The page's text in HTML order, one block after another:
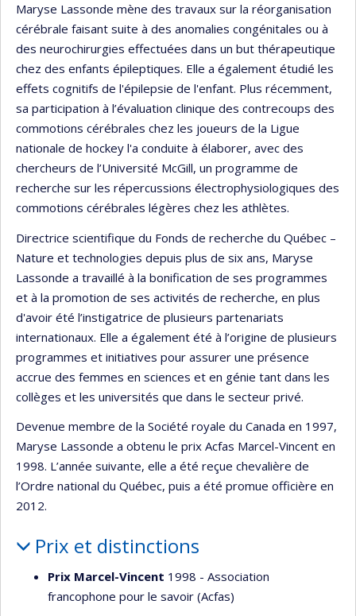
Maryse Lassonde mène des travaux sur la réorganisation
cérébrale faisant suite à des anomalies congénitales ou à
des neurochirurgies effectuées dans un but thérapeutique
chez des enfants épileptiques. Elle a également étudié les
effets cognitifs de l'épilepsie de l'enfant. Plus récemment,
sa participation à l’évaluation clinique des contrecoups des
commotions cérébrales chez les joueurs de la Ligue
nationale de hockey l'a conduite à élaborer, avec des
chercheurs de l’Université McGill, un programme de
recherche sur les répercussions électrophysiologiques des
commotions cérébrales légères chez les athlètes.
Directrice scientifique du Fonds de recherche du Québec –
Nature et technologies depuis plus de six ans, Maryse
Lassonde a travaillé à la bonification de ses programmes
et à la promotion de ses activités de recherche, en plus
d'avoir été l’instigatrice de plusieurs partenariats
internationaux. Elle a également été à l’origine de plusieurs
programmes et initiatives pour assurer une présence
accrue des femmes en sciences et en génie tant dans les
collèges et les universités que dans le secteur privé.
Devenue membre de la Société royale du Canada en 1997,
Maryse Lassonde a obtenu le prix Acfas Marcel-Vincent en
1998. L’année suivante, elle a été reçue chevalière de
l’Ordre national du Québec, puis a été promue officière en
2012.
Prix et distinctions
Prix Marcel-Vincent 1998 - Association
francophone pour le savoir (Acfas)